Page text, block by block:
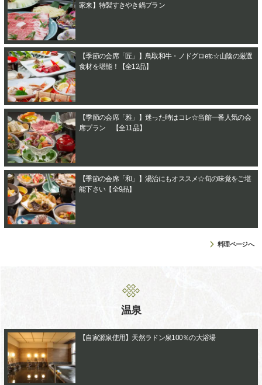
家来】特製すきやき鍋プラン
【季節の会席「匠」】鳥取和牛・ノドグロetc☆山陰の厳選
食材を堪能！【全12品】
【季節の会席「雅」】迷った時はコレ☆当館一番人気の会
席プラン 【全11品】
【季節の会席「和」】湯治にもオススメ☆旬の味覚をご堪
能下さい【全9品】
料理ページへ
温泉
【自家源泉使用】天然ラドン泉100％の大浴場